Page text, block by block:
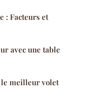
: Facteurs et
avec une table
le meilleur volet